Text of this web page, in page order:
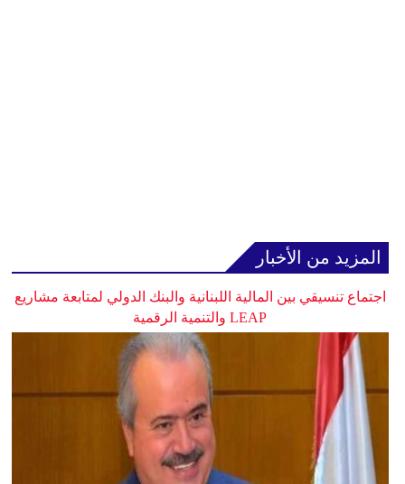
المزيد من الأخبار
اجتماع تنسيقي بين المالية اللبنانية والبنك الدولي لمتابعة مشاريع
LEAP والتنمية الرقمية